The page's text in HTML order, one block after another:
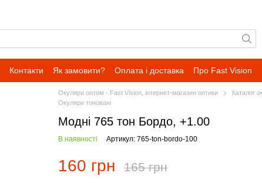
Контакти Як замовити? Оплата і доставка Про Fast Vision
Окуляри оптом - Fast Vision, інтернет-магазин оптики Каталог
Окуляри тоновані
Модні 765 тон Бордо, +1.00
В наявності Артикул: 765-ton-bordo-100
160 грн 165 грн